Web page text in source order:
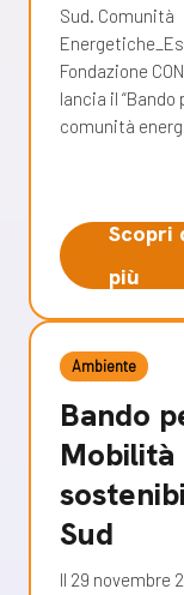
Sud. Comunità
Fondazione
lancia il “Bando
comunità
Scopri
più
Ambiente
Bando
Mobilità
Sud
Il 29 novembre